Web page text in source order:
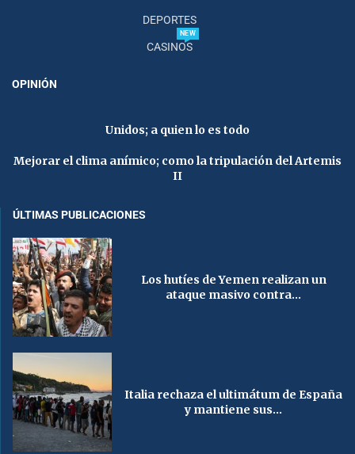
DEPORTES
CASINOS
NEW
OPINIÓN
Unidos; a quien lo es todo
Mejorar el clima anímico; como la tripulación del Artemis
II
ÚLTIMAS PUBLICACIONES
Los hutíes de Yemen realizan un
ataque masivo contra...
Italia rechaza el ultimátum de España
y mantiene sus...